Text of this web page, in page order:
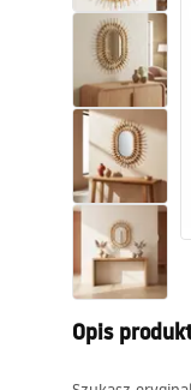
Baterie
Natryski
Kuchnia
Opis